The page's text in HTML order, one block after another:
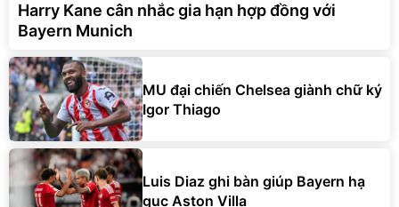
Harry Kane cân nhắc gia hạn hợp đồng với
Bayern Munich
MU đại chiến Chelsea giành chữ ký
Igor Thiago
Luis Diaz ghi bàn giúp Bayern hạ
gục Aston Villa